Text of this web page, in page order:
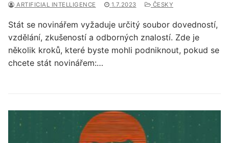
ARTIFICIAL INTELLIGENCE 1.7.2023 ČESKY
Stát se novinářem vyžaduje určitý soubor dovedností,
vzdělání, zkušeností a odborných znalostí. Zde je
několik kroků, které byste mohli podniknout, pokud se
chcete stát novinářem:…